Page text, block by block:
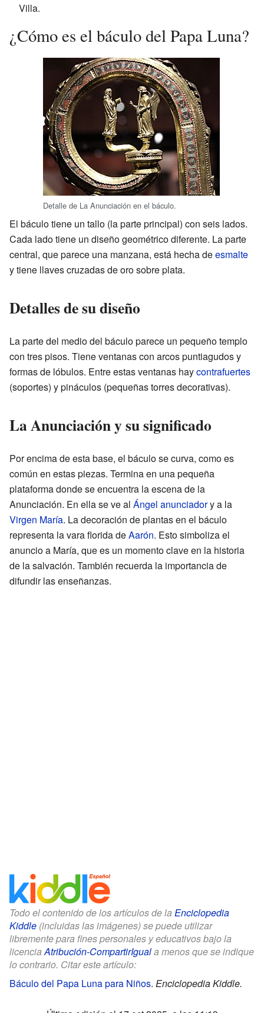
Villa.
¿Cómo es el báculo del Papa Luna?
Detalle de La Anunciación en el báculo.
El báculo tiene un tallo (la parte principal) con seis lados.
Cada lado tiene un diseño geométrico diferente. La parte
central, que parece una manzana, está hecha deesmalte
y tiene llaves cruzadas de oro sobre plata.
Detalles de su diseño
La parte del medio del báculo parece un pequeño templo
con tres pisos. Tiene ventanas con arcos puntiagudos y
formas de lóbulos. Entre estas ventanas haycontrafuertes
(soportes) y pináculos (pequeñas torres decorativas).
La Anunciación y su significado
Por encima de esta base, el báculo se curva, como es
común en estas piezas. Termina en una pequeña
plataforma donde se encuentra la escena de la
Anunciación. En ella se ve al Ángel anunciadory a la
Virgen María. La decoración de plantas en el báculo
representa la vara florida deAarón. Esto simboliza el
anuncio a María, que es un momento clave en la historia
de la salvación. También recuerda la importancia de
difundir las enseñanzas.
Todo el contenido de los artículos de la Enciclopedia
Kiddle (incluidas las imágenes) se puede utilizar
libremente para fines personales y educativos bajo la
licenciaAtribución-CompartirIguala menos que se indique
lo contrario. Citar este artículo:
Báculo del Papa Luna para Niños. Enciclopedia Kiddle.